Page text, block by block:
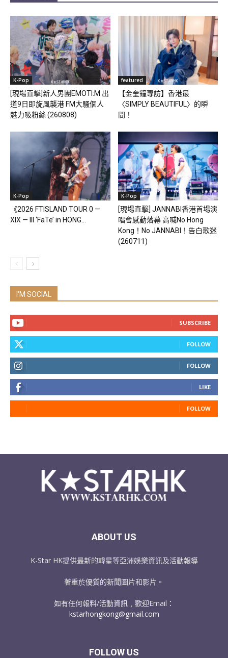
K-Pop
[現場直擊]新人男團EMOTI:M 出
道9日即旋風襲港 FM大騷個人
魅力吸粉絲 (260808)
featured
【金奎鐘專訪】香港最
〈SIMPLY BEAUTIFUL〉的瞬
間！
K-Pop
《2026 FTISLAND TOUR 0 —
XIX — III ‘FaTe’ in HONG...
K-Pop
[現場直擊] JANNABI香港首場演
唱會感動落幕 高喊No Hong
Kong！No JANNABI！告白歌迷
(260711)
I'M SOCIAL
SUBSCRIBE
FOLLOW
FOLLOW
LIKE
FOLLOW
ABOUT US
K-Star HK提供最新的韓星等亞洲娛樂資訊及活動報導
著重於優質的新聞圖片和影片。
如有任何報料/活動資訊﹐歡迎Email：
kstarhongkong@gmail.com
FOLLOW US